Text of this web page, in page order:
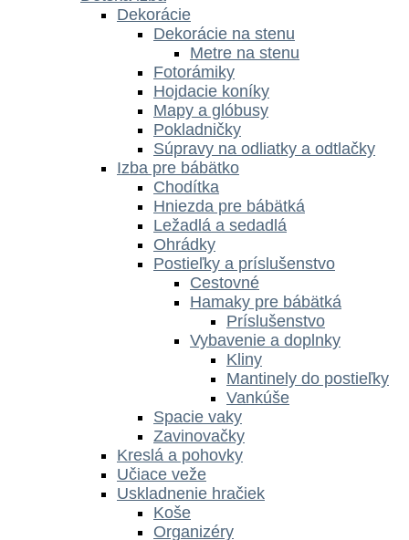
Dekorácie
Dekorácie na stenu
Metre na stenu
Fotorámiky
Hojdacie koníky
Mapy a glóbusy
Pokladničky
Súpravy na odliatky a odtlačky
Izba pre bábätko
Chodítka
Hniezda pre bábätká
Ležadlá a sedadlá
Ohrádky
Postieľky a príslušenstvo
Cestovné
Hamaky pre bábätká
Príslušenstvo
Vybavenie a doplnky
Kliny
Mantinely do postieľky
Vankúše
Spacie vaky
Zavinovačky
Kreslá a pohovky
Učiace veže
Uskladnenie hračiek
Koše
Organizéry